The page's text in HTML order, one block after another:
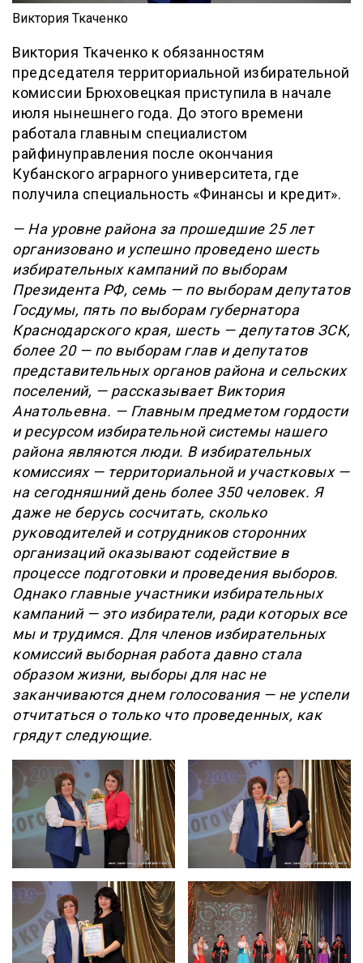
Виктория Ткаченко
Виктория Ткаченко к обязанностям
председателя территориальной избирательной
комиссии Брюховецкая приступила в начале
июля нынешнего года. До этого времени
работала главным специалистом
райфинуправления после окончания
Кубанского аграрного университета, где
получила специальность «Финансы и кредит».
— На уровне района за прошедшие 25 лет
организовано и успешно проведено шесть
избирательных кампаний по выборам
Президента РФ, семь — по выборам депутатов
Госдумы, пять по выборам губернатора
Краснодарского края, шесть — депутатов ЗСК,
более 20 — по выборам глав и депутатов
представительных органов района и сельских
поселений, — рассказывает Виктория
Анатольевна. — Главным предметом гордости
и ресурсом избирательной системы нашего
района являются люди. В избирательных
комиссиях — территориальной и участковых —
на сегодняшний день более 350 человек. Я
даже не берусь сосчитать, сколько
руководителей и сотрудников сторонних
организаций оказывают содействие в
процессе подготовки и проведения выборов.
Однако главные участники избирательных
кампаний — это избиратели, ради которых все
мы и трудимся. Для членов избирательных
комиссий выборная работа давно стала
образом жизни, выборы для нас не
заканчиваются днем голосования — не успели
отчитаться о только что проведенных, как
грядут следующие.